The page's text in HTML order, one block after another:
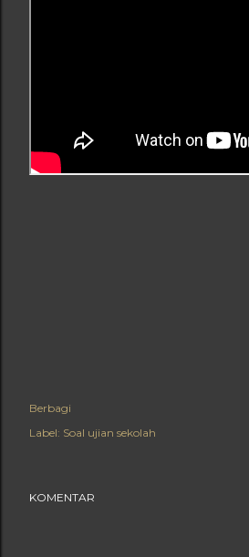
Berbagi
Label: Soal ujian sekolah
KOMENTAR